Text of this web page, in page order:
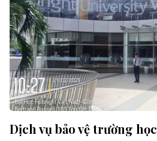
Dịch vụ bảo vệ trường học